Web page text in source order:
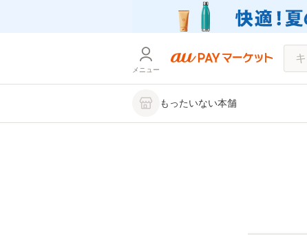
メニュー
もったいない本舗